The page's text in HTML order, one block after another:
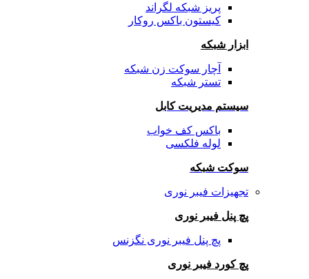
پریز شبکه لگراند
کیستون باکس روکار
ابزار شبکه
آچار سوکت زن شبکه
تستر شبکه
سیستم مدیریت کابل
باکس کف خواب
لوله فلکسی
سوکت شبکه
تجهیزات فیبر نوری
پچ پنل فیبر نوری
پچ پنل فیبر نوری نگزنس
پچ کورد فیبر نوری